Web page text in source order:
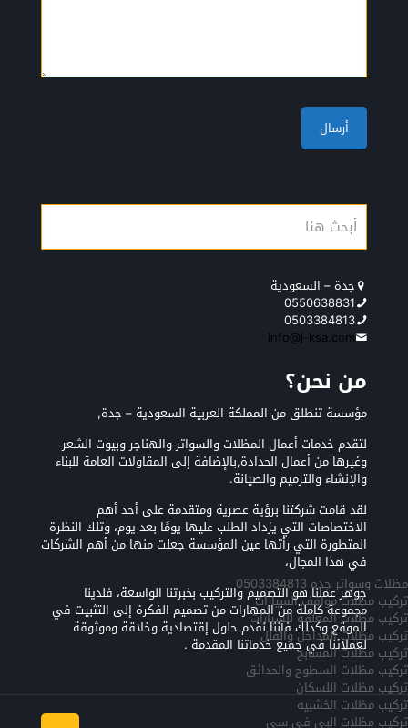
جدة – السعودية
0550638831
0503384813
info@j-ksa.com
من نحن؟
مؤسسة تنطلق من المملكة العربية السعودية – جدة,
لتقدم خدمات أعمال المظلات والسواتر والهناجر وبيوت الشعر
وغيرها من أعمال الحدادة,بالإضافة إلى المقاولات العامة للبناء
والإنشاء والترميم والصيانة.
لقد قامت شركتنا برؤية عصرية ومتقدمة على أحد أهم
الاختصاصات التي يزداد الطلب عليها يومًا بعد يوم، وتلك النظرة
المتطورة التي رأتها عين المؤسسة جعلت منها من أهم الشركات
في هذا المجال،
جوهر عملنا هو التصميم والتركيب بخبرتنا الواسعة، فلدينا
مجموعة كاملة من المهارات من تصميم الفكرة إلى التثبيت في
الموقع وكذلك فأننا نقدم حلول إقتصادية وخلاقة وموثوقة
لعملائنا في جميع خدماتنا المقدمة .
مظلات وسواتر جده 0503384813
تركيب مظلات مواقف السيارات
تركيب مظلات المعلقه للسيارات
تركيب مظلات المداخل والفلل
تركيب مظلات المسابح
تركيب مظلات السطوح والحدائق
تركيب مظلات اللسكان
تركيب مظلات الخشبيه
تركيب مظلات البي في سي